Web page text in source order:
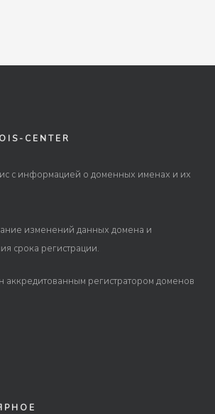
CENTER
с информацией о доменных именах и их
изменений данных домена и
срока регистрации.
аккредитованным регистратором доменов